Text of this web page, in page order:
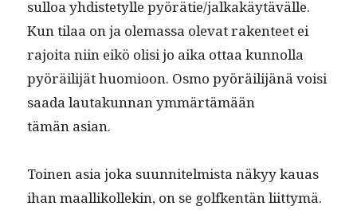
sul­loa yhdis­tetylle pyörätie/jalkakäytävälle.
Kun tilaa on ja ole­mas­sa ole­vat rak­en­teet ei
rajoi­ta niin eikö olisi jo aika ottaa kun­nol­la
pyöräil­i­jät huomioon. Osmo pyöräil­i­jänä voisi
saa­da lau­takun­nan ymmärtämään
tämän asian.
Toinen asia joka suun­nitelmista näkyy kauas
ihan maal­likollekin, on se golfken­tän liit­tymä.